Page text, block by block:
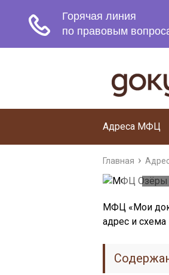
Адреса МФЦ
Главная
МФЦ «Мои
адрес и